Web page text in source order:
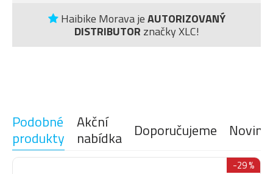
Haibike Morava jeAUTORIZOVANÝ
DISTRIBUTOR značky XLC!
Podobné
produkty
Akční
nabídka Doporučujeme
-29 %